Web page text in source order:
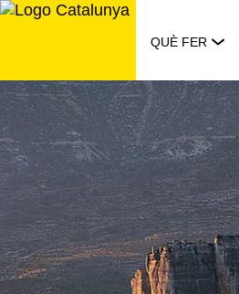
Saltar
QUÈ FER